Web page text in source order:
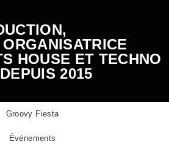
HOUSE ET TECHNO
2015​
Groovy Fiesta
Événements